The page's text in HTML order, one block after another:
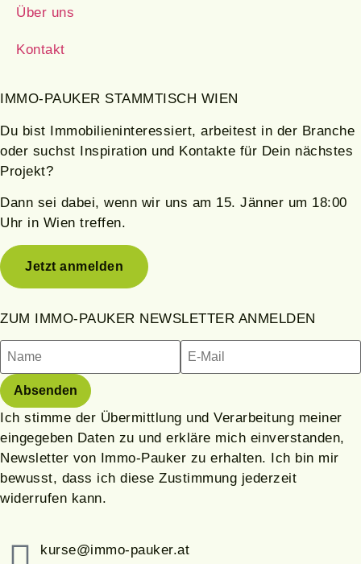
Über uns
Kontakt
IMMO-PAUKER STAMMTISCH WIEN
Du bist Immobilieninteressiert, arbeitest in der Branche
oder suchst Inspiration und Kontakte für Dein nächstes
Projekt?
Dann sei dabei, wenn wir uns am 15. Jänner um 18:00
Uhr in Wien treffen.
Jetzt anmelden
ZUM IMMO-PAUKER NEWSLETTER ANMELDEN
Ich stimme der Übermittlung und Verarbeitung meiner
eingegeben Daten zu und erkläre mich einverstanden,
Newsletter von Immo-Pauker zu erhalten. Ich bin mir
bewusst, dass ich diese Zustimmung jederzeit
widerrufen kann.
kurse@immo-pauker.at